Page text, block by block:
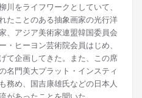
をライフワークとしていて、
たことのある抽象画家の光行洋
、アジア美術家連盟韓国委員会
ヒーヨン芸術院会員はじめ、
て企画してきた。また、この席
名門美大プラット・インスティ
務め、国吉康雄氏などの日本人